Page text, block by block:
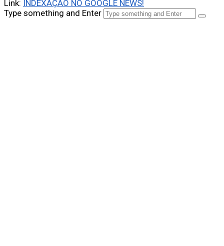
Link: INDEXAÇÃO NO GOOGLE NEWS!
Type something and Enter